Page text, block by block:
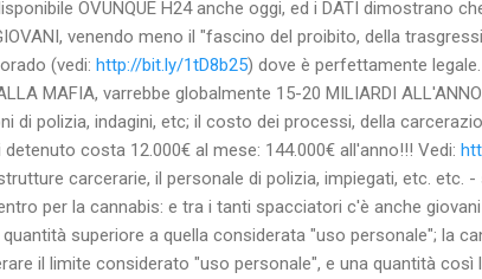
OVUNQUE H24 anche oggi, ed i DATI dimostrano
venendo meno il "fascino del proibito, della
(vedi: http://bit.ly/1tD8b25) dove è perfettamente legale.
MAFIA, varrebbe globalmente 15-20 MILIARDI
di polizia, indagini, etc; il costo dei processi, della
costa 12.000€ al mese: 144.000€ all'anno!!! Vedi:
carcerarie, il personale di polizia, impiegati, etc. etc. -
per la cannabis: e tra i tanti spacciatori c'è anche
superiore a quella considerata "uso personale"; la
il limite considerato "uso personale", e una quantità così